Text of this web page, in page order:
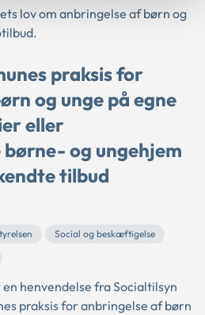
lov om anbringelse af børn og
praksis for
og unge på egne
eller
og ungehjem
tilbud
Social og beskæftigelse
henvendelse fra Socialtilsyn
praksis for anbringelse af børn